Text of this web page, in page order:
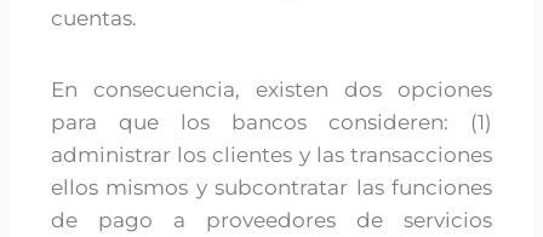
cuentas.
En consecuencia, existen dos opciones
para que los bancos consideren: (1)
administrar los clientes y las transacciones
ellos mismos y subcontratar las funciones
de pago a proveedores de servicios